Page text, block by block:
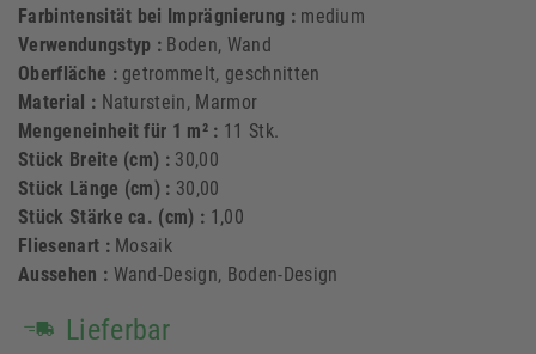
Farbintensität bei Imprägnierung : medium
Verwendungstyp : Boden, Wand
Oberfläche : getrommelt, geschnitten
Material : Naturstein, Marmor
Mengeneinheit für 1 m² : 11 Stk.
Stück Breite (cm) : 30,00
Stück Länge (cm) : 30,00
Stück Stärke ca. (cm) : 1,00
Fliesenart : Mosaik
Aussehen : Wand-Design, Boden-Design
Lieferbar